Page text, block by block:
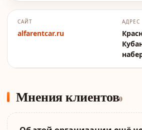
САЙТ
alfarentcar.ru
АДРЕС
Мнения клиентов0